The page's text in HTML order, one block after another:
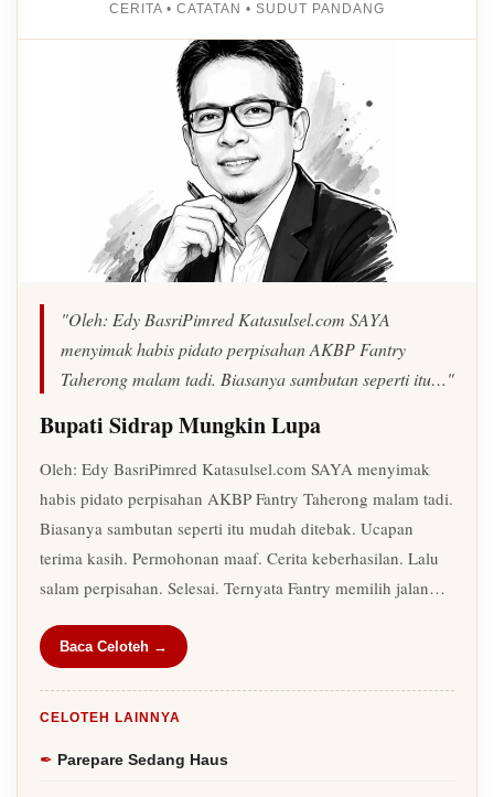
CERITA • CATATAN • SUDUT PANDANG
"Oleh: Edy BasriPimred Katasulsel.com SAYA
menyimak habis pidato perpisahan AKBP Fantry
Taherong malam tadi. Biasanya sambutan seperti itu…"
Bupati Sidrap Mungkin Lupa
Oleh: Edy BasriPimred Katasulsel.com SAYA menyimak
habis pidato perpisahan AKBP Fantry Taherong malam tadi.
Biasanya sambutan seperti itu mudah ditebak. Ucapan
terima kasih. Permohonan maaf. Cerita keberhasilan. Lalu
salam perpisahan. Selesai. Ternyata Fantry memilih jalan…
Baca Celoteh →
CELOTEH LAINNYA
Parepare Sedang Haus